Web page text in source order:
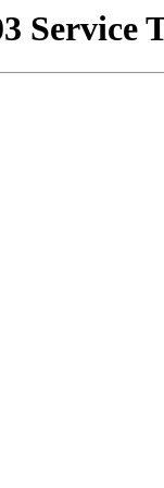
Service